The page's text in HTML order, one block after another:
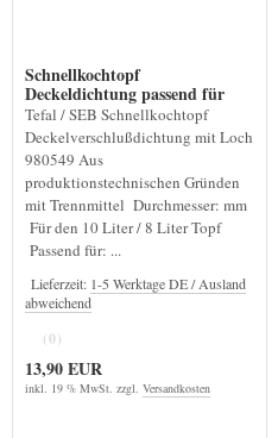
Schnellkochtopf
Deckeldichtung passend für
P2051531
Tefal / SEB Schnellkochtopf
Deckelverschlußdichtung mit Loch
980549 Aus
produktionstechnischen Gründen
mit Trennmittel Durchmesser: mm
Für den 10 Liter / 8 Liter Topf
Passend für: ...
Lieferzeit: 1-5 Werktage DE / Ausland
abweichend
(0)
13,90 EUR
inkl. 19 % MwSt. zzgl. Versandkosten